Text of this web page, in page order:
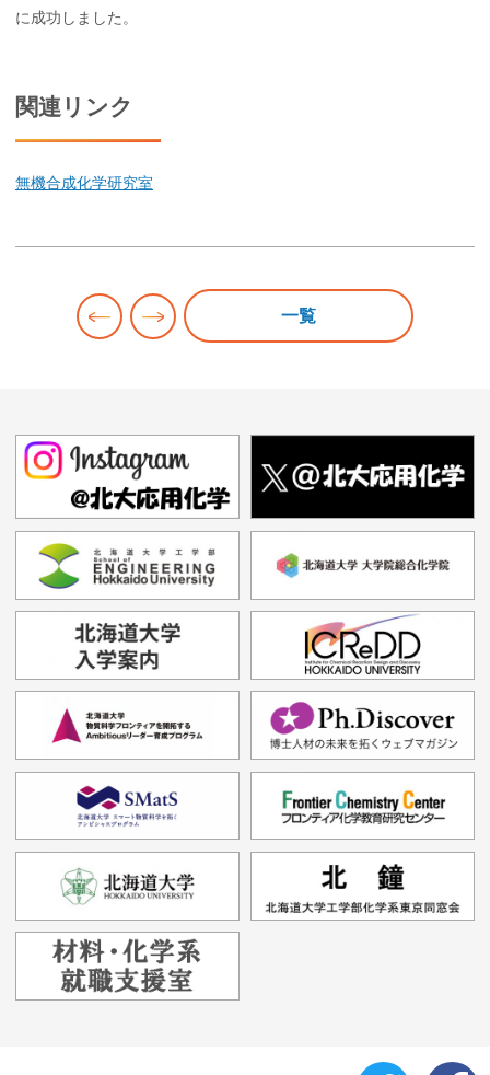
に成功しました。
関連リンク
無機合成化学研究室
投
稿
ナ
一覧